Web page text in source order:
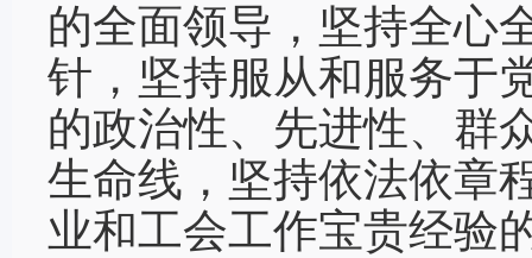
的全面领导，坚持全心
针，坚持服从和服务于
的政治性、先进性、群
生命线，坚持依法依章
业和工会工作宝贵经验